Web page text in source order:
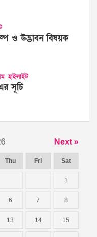
ও উদ্ভাবন বিষয়ক
হাইলাইট
সূচি
Next »
Thu Fri Sat
1
6 7 8
13 14 15